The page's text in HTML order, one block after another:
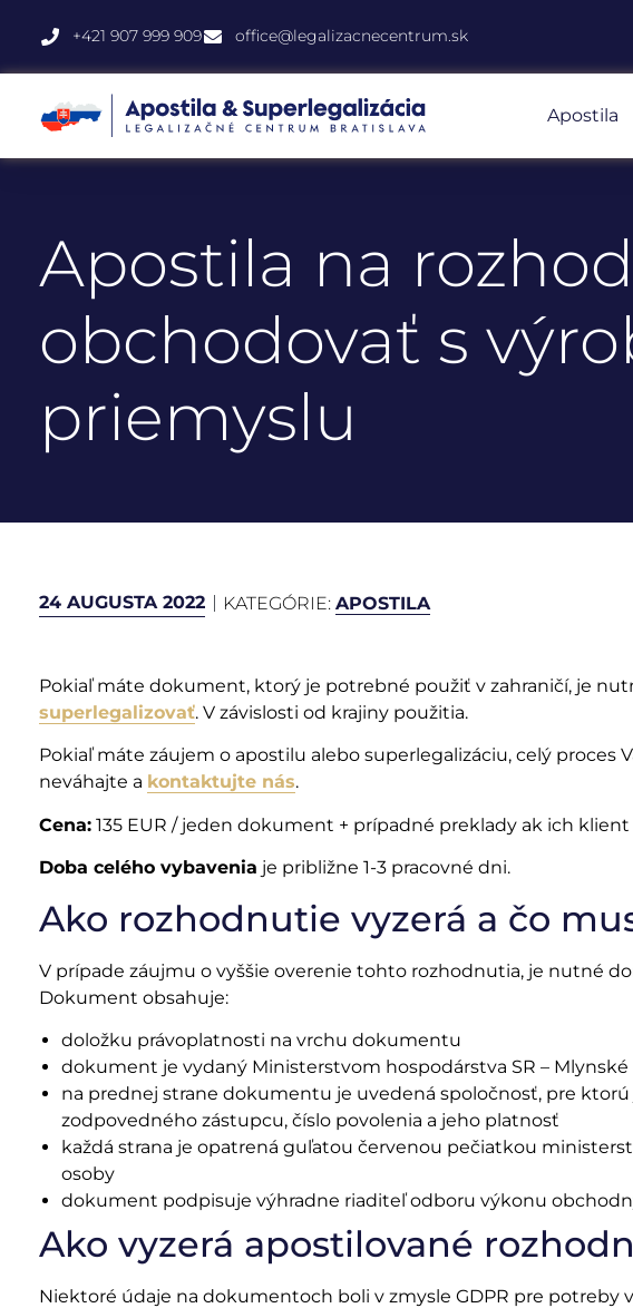
+421 907 999 909 office@legalizacnecentrum.sk
Apostila
Apostila na
obchodovať s
priemyslu
24 AUGUSTA 2022 KATEGÓRIE: APOSTILA
Pokiaľ máte dokument, ktorý je potrebné použiť v zahraničí, je
superlegalizovať. V závislosti od krajiny použitia.
Pokiaľ máte záujem o apostilu alebo superlegalizáciu, celý proces
neváhajte a kontaktujte nás.
Cena: 135 EUR / jeden dokument + prípadné preklady ak ich
Doba celého vybavenia je približne 1-3 pracovné dni.
Ako rozhodnutie vyzerá a čo
V prípade záujmu o vyššie overenie tohto rozhodnutia, je nutné
Dokument obsahuje:
doložku právoplatnosti na vrchu dokumentu
dokument je vydaný Ministerstvom hospodárstva SR – Mlynské
na prednej strane dokumentu je uvedená spoločnosť, pre
zodpovedného zástupcu, číslo povolenia a jeho platnosť
každá strana je opatrená guľatou červenou pečiatkou
osoby
dokument podpisuje výhradne riaditeľ odboru výkonu
Ako vyzerá apostilované
Niektoré údaje na dokumentoch boli v zmysle GDPR pre potreby